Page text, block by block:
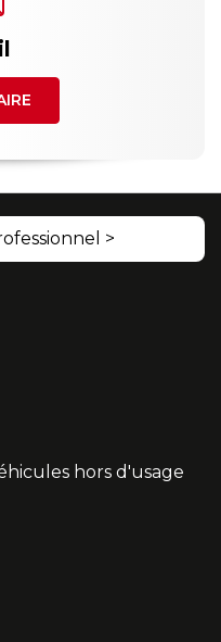
>
hors d'usage